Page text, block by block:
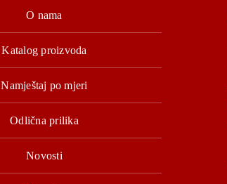
O nama
Katalog proizvoda
Namještaj po mjeri
Odlična prilika
Novosti